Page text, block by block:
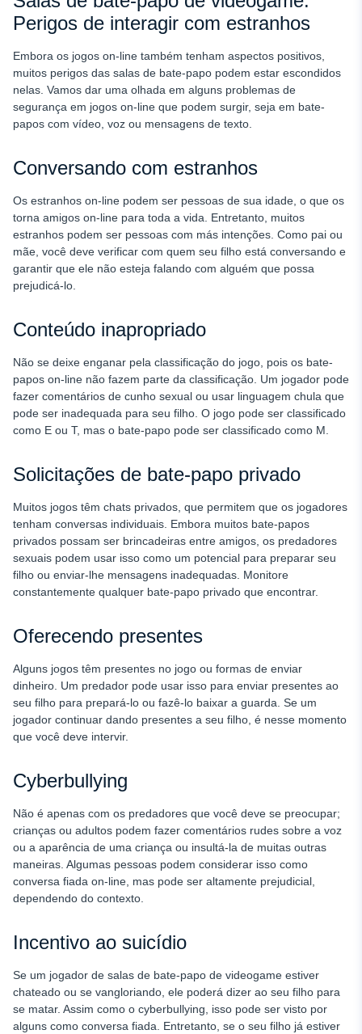
Perigos de interagir com estranhos
Embora os jogos on-line também tenham aspectos positivos,
muitos perigos das salas de bate-papo podem estar escondidos
nelas. Vamos dar uma olhada em alguns problemas de
segurança em jogos on-line que podem surgir, seja em bate-
papos com vídeo, voz ou mensagens de texto.
Conversando com estranhos
Os estranhos on-line podem ser pessoas de sua idade, o que os
torna amigos on-line para toda a vida. Entretanto, muitos
estranhos podem ser pessoas com más intenções. Como pai ou
mãe, você deve verificar com quem seu filho está conversando e
garantir que ele não esteja falando com alguém que possa
prejudicá-lo.
Conteúdo inapropriado
Não se deixe enganar pela classificação do jogo, pois os bate-
papos on-line não fazem parte da classificação. Um jogador pode
fazer comentários de cunho sexual ou usar linguagem chula que
pode ser inadequada para seu filho. O jogo pode ser classificado
como E ou T, mas o bate-papo pode ser classificado como M.
Solicitações de bate-papo privado
Muitos jogos têm chats privados, que permitem que os jogadores
tenham conversas individuais. Embora muitos bate-papos
privados possam ser brincadeiras entre amigos, os predadores
sexuais podem usar isso como um potencial para preparar seu
filho ou enviar-lhe mensagens inadequadas. Monitore
constantemente qualquer bate-papo privado que encontrar.
Oferecendo presentes
Alguns jogos têm presentes no jogo ou formas de enviar
dinheiro. Um predador pode usar isso para enviar presentes ao
seu filho para prepará-lo ou fazê-lo baixar a guarda. Se um
jogador continuar dando presentes a seu filho, é nesse momento
que você deve intervir.
Cyberbullying
Não é apenas com os predadores que você deve se preocupar;
crianças ou adultos podem fazer comentários rudes sobre a voz
ou a aparência de uma criança ou insultá-la de muitas outras
maneiras. Algumas pessoas podem considerar isso como
conversa fiada on-line, mas pode ser altamente prejudicial,
dependendo do contexto.
Incentivo ao suicídio
Se um jogador de salas de bate-papo de videogame estiver
chateado ou se vangloriando, ele poderá dizer ao seu filho para
se matar. Assim como o cyberbullying, isso pode ser visto por
alguns como conversa fiada. Entretanto, se o seu filho já estiver